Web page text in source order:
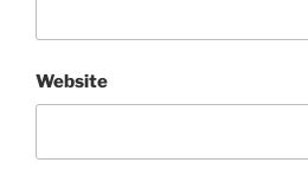
Website